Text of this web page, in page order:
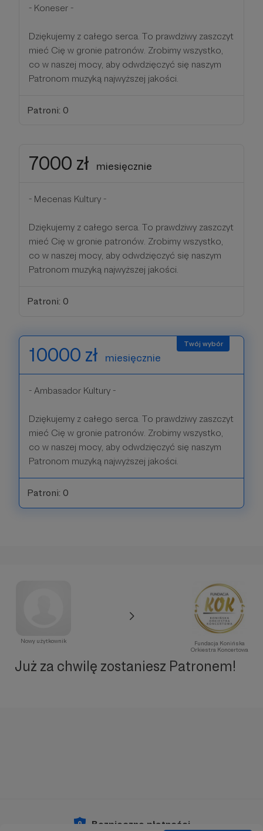
- Koneser -
Dziękujemy z całego serca. To prawdziwy zaszczyt
mieć Cię w gronie patronów. Zrobimy wszystko,
co w naszej mocy, aby odwdzięczyć się naszym
Patronom muzyką najwyższej jakości.
Patroni: 0
7000 zł miesięcznie
- Mecenas Kultury -
Dziękujemy z całego serca. To prawdziwy zaszczyt
mieć Cię w gronie patronów. Zrobimy wszystko,
co w naszej mocy, aby odwdzięczyć się naszym
Patronom muzyką najwyższej jakości.
Patroni: 0
10000 zł miesięcznie
- Ambasador Kultury -
Dziękujemy z całego serca. To prawdziwy zaszczyt
mieć Cię w gronie patronów. Zrobimy wszystko,
co w naszej mocy, aby odwdzięczyć się naszym
Patronom muzyką najwyższej jakości.
Patroni: 0
Nowy użytkownik
Fundacja Konińska
Orkiestra Koncertowa
Już za chwilę zostaniesz Patronem!
Bezpieczne płatności